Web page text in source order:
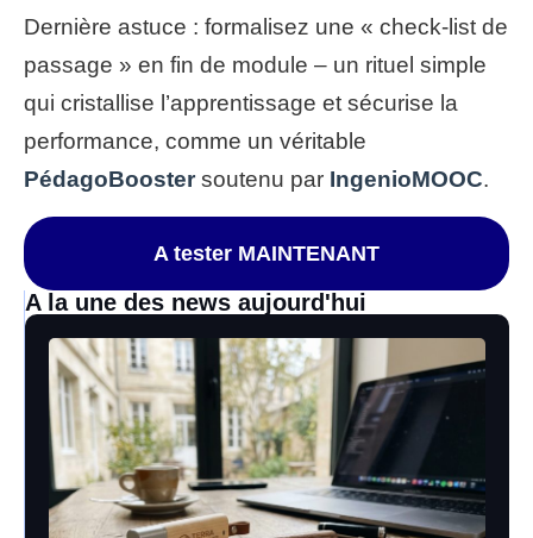
Dernière astuce : formalisez une « check-list de
passage » en fin de module – un rituel simple
qui cristallise l’apprentissage et sécurise la
performance, comme un véritable
PédagoBoostersoutenu par IngenioMOOC.
A tester MAINTENANT
A la une des news aujourd'hui